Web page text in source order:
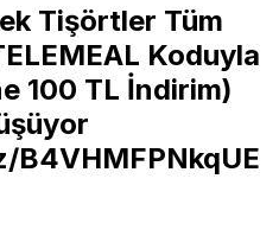
Tişörtler Tüm
Koduyla
100 TL İndirim)